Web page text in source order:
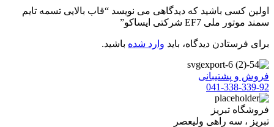
اولین کسی باشید که دیدگاهی می نویسد “قاب بالایی تسمه تایم
سمند موتور ملی EF7 شرکتی ایساکو”
برای فرستادن دیدگاه، باید وارد شده باشید.
فروش و پشتیبانی
041-338-339-92
فروشگاه تبریز
تبریز ، سه راهی ولیعصر